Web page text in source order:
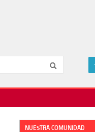
NUESTRA COMUNIDAD